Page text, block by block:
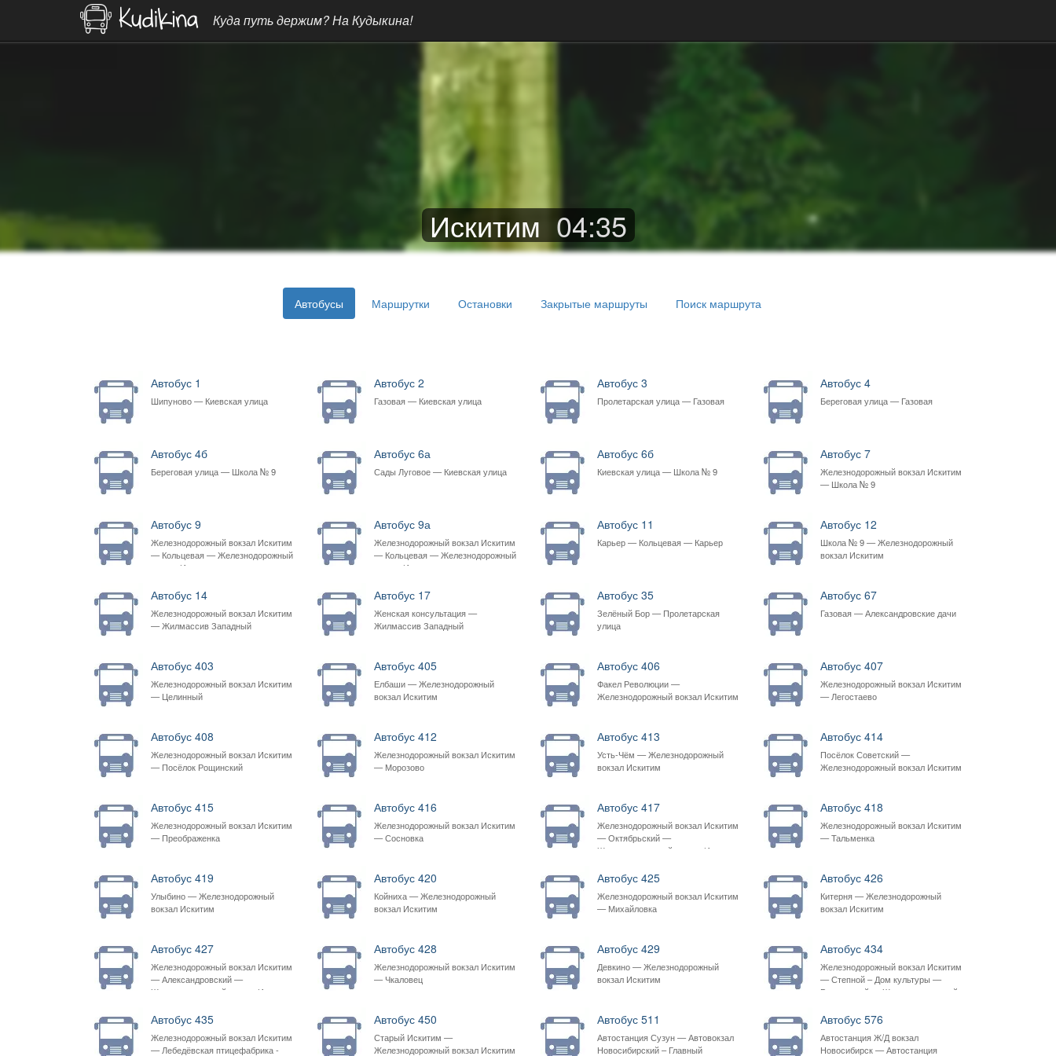
Куда путь держим? На Кудыкина!
Искитим 04:35
Автобусы Маршрутки Остановки Закрытые маршруты Поиск маршрута
Автобус 1
Шипуново — Киевская улица
Автобус 2
Газовая — Киевская улица
Автобус 3
Пролетарская улица — Газовая
Автобус 4
Береговая улица — Газовая
Автобус 4б
Береговая улица — Школа № 9
Автобус 6а
Сады Луговое — Киевская улица
Автобус 6б
Киевская улица — Школа № 9
Автобус 7
Железнодорожный вокзал Искитим
— Школа № 9
Автобус 9
Железнодорожный вокзал Искитим
— Кольцевая — Железнодорожный
вокзал Искитим
Автобус 9а
Железнодорожный вокзал Искитим
— Кольцевая — Железнодорожный
вокзал Искитим
Автобус 11
Карьер — Кольцевая — Карьер
Автобус 12
Школа № 9 — Железнодорожный
вокзал Искитим
Автобус 14
Железнодорожный вокзал Искитим
— Жилмассив Западный
Автобус 17
Женская консультация —
Жилмассив Западный
Автобус 35
Зелёный Бор — Пролетарская
улица
Автобус 67
Газовая — Александровские дачи
Автобус 403
Железнодорожный вокзал Искитим
— Целинный
Автобус 405
Елбаши — Железнодорожный
вокзал Искитим
Автобус 406
Факел Революции —
Железнодорожный вокзал Искитим
Автобус 407
Железнодорожный вокзал Искитим
— Легостаево
Автобус 408
Железнодорожный вокзал Искитим
— Посёлок Рощинский
Автобус 412
Железнодорожный вокзал Искитим
— Морозово
Автобус 413
Усть-Чём — Железнодорожный
вокзал Искитим
Автобус 414
Посёлок Советский —
Железнодорожный вокзал Искитим
Автобус 415
Железнодорожный вокзал Искитим
— Преображенка
Автобус 416
Железнодорожный вокзал Искитим
— Сосновка
Автобус 417
Железнодорожный вокзал Искитим
— Октябрьский —
Железнодорожный вокзал Искитим
Автобус 418
Железнодорожный вокзал Искитим
— Тальменка
Автобус 419
Улыбино — Железнодорожный
вокзал Искитим
Автобус 420
Койниха — Железнодорожный
вокзал Искитим
Автобус 425
Железнодорожный вокзал Искитим
— Михайловка
Автобус 426
Китерня — Железнодорожный
вокзал Искитим
Автобус 427
Железнодорожный вокзал Искитим
— Александровский —
Железнодорожный вокзал Искитим
Автобус 428
Железнодорожный вокзал Искитим
— Чкаловец
Автобус 429
Девкино — Железнодорожный
вокзал Искитим
Автобус 434
Железнодорожный вокзал Искитим
— Степной – Дом культуры —
Раздольный — Железнодорожный
Автобус 435
Железнодорожный вокзал Искитим
— Лебедёвская птицефабрика -
Автобус 450
Старый Искитим —
Железнодорожный вокзал Искитим
Автобус 511
Автостанция Сузун — Автовокзал
Новосибирский – Главный
Автобус 576
Автостанция Ж/Д вокзал
Новосибирск — Автостанция